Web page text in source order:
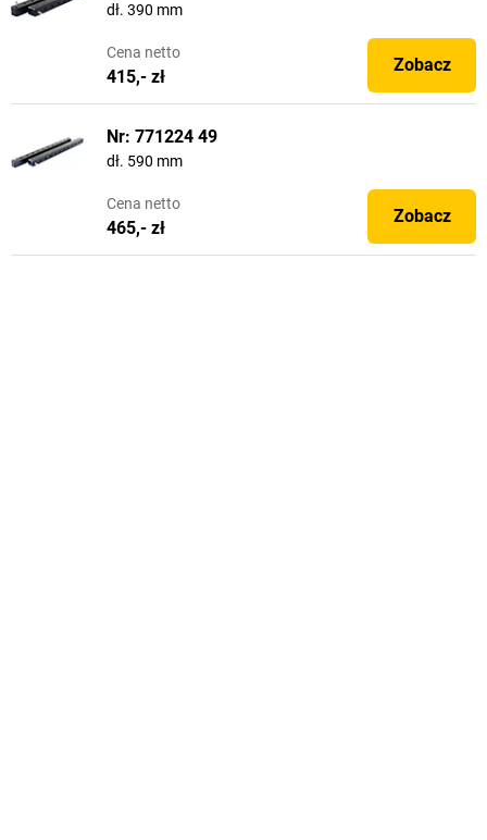
dł. 390 mm
Cena netto
415,- zł
Zobacz
Nr: 771224 49
dł. 590 mm
Cena netto
465,- zł
Zobacz